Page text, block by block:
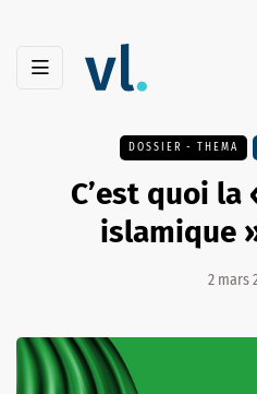
DOSSIER - THEMA
C’est quoi
islamique
2 mars